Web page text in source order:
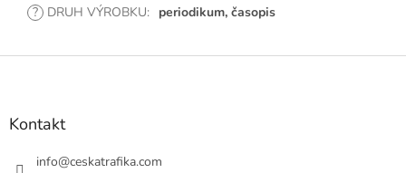
? DRUH VÝROBKU: periodikum, časopis
Z
Kontakt
info@ceskatrafika.com